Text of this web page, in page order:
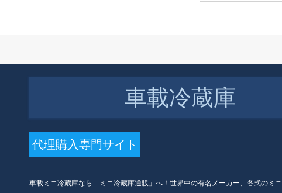
クスス
車載冷蔵庫
代理購入専門サイト
車載ミニ冷蔵庫なら「ミニ冷蔵庫通販」へ！世界中の有名メーカー、各式のミ